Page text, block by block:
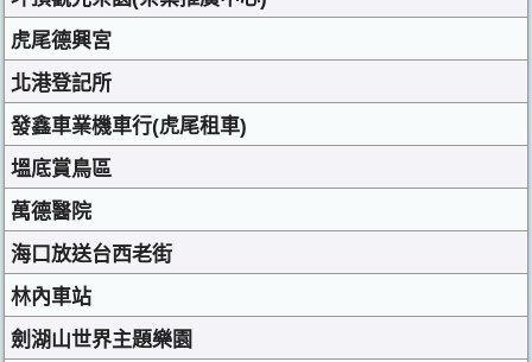
虎尾德興宮
北港登記所
發鑫車業機車行(虎尾租車)
塭底賞鳥區
萬德醫院
海口放送台西老街
林內車站
劍湖山世界主題樂園